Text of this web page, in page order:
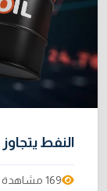
النفط يتجاوز 80 دولاراً مع استمرار إغلاق هرمز
169 مشاهدة